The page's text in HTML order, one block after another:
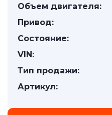
Объем двигателя:
Привод:
Состояние:
VIN:
Тип продажи:
Артикул: